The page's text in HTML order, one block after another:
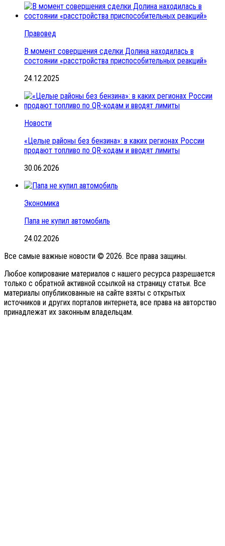
Правовед
В момент совершения сделки Долина находилась в
состоянии «расстройства приспособительных реакций»
24.12.2025
Новости
«Целые районы без бензина»: в каких регионах России
продают топливо по QR-кодам и вводят лимиты
30.06.2026
Экономика
Папа не купил автомобиль
24.02.2026
Все самые важные новости © 2026. Все права защины.
Любое копирование материалов с нашего ресурса разрешается
только с обратной активной ссылкой на страницу статьи. Все
материалы опубликованные на сайте взяты с открытых
источников и других порталов интернета, все права на авторство
принадлежат их законным владельцам.